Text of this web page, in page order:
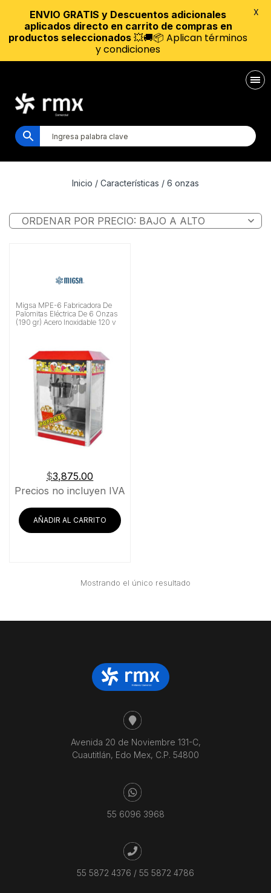
Inicio / Características / 6 onzas
Migsa MPE-6 Fabricadora De
Palomitas Eléctrica De 6 Onzas
(190 gr) Acero Inoxidable 120 v
$3,875.00
Precios no incluyen IVA
AÑADIR AL CARRITO
Mostrando el único resultado
Avenida 20 de Noviembre 131-C,
Cuautitlán, Edo Mex, C.P. 54800
55 6096 3968
55 5872 4376 / 55 5872 4786
ENVIO GRATIS y Descuentos adicionales
aplicados directo en carrito de compras en
productos seleccionados 💥🚚📦 Aplican términos
y condiciones
X